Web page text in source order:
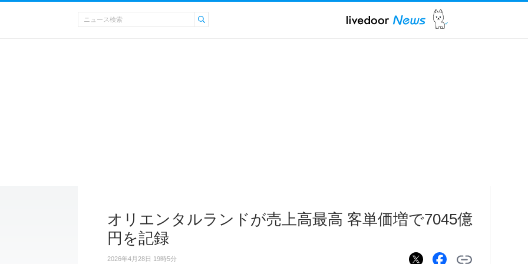
オリエンタルランドが売上高最高 客単価増で7045億
円を記録
2026年4月28日 19時5分